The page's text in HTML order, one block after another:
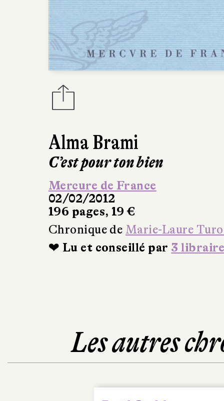
Alma Brami
C’est pour ton bien
Mercure de France
02/02/2012
196 pages, 19 €
Chronique de Marie-Laure
❤ Lu et conseillé par 3
Les autres